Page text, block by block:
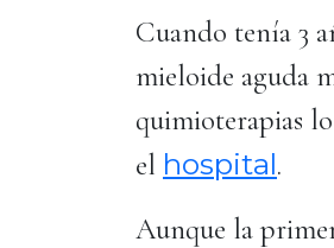
Cuando tenía 3
mieloide aguda
quimioterapias
el hospital.
Aunque la